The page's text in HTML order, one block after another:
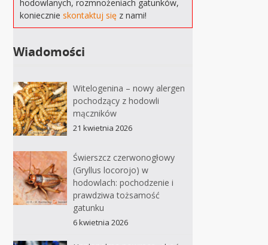
hodowlanych, rozmnożeniach gatunków,
koniecznieskontaktuj się z nami!
Wiadomości
Witelogenina – nowy alergen
pochodzący z hodowli
mączników
21 kwietnia 2026
Świerszcz czerwonogłowy
(Gryllus locorojo) w
hodowlach: pochodzenie i
prawdziwa tożsamość
gatunku
6 kwietnia 2026